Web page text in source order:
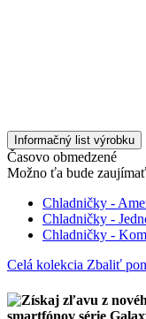
Informačný list výrobku
Časovo obmedzené
Možno ťa bude
Chladničky -
Chladničky -
Chladničky -
Celá kolekcia Zbaliť